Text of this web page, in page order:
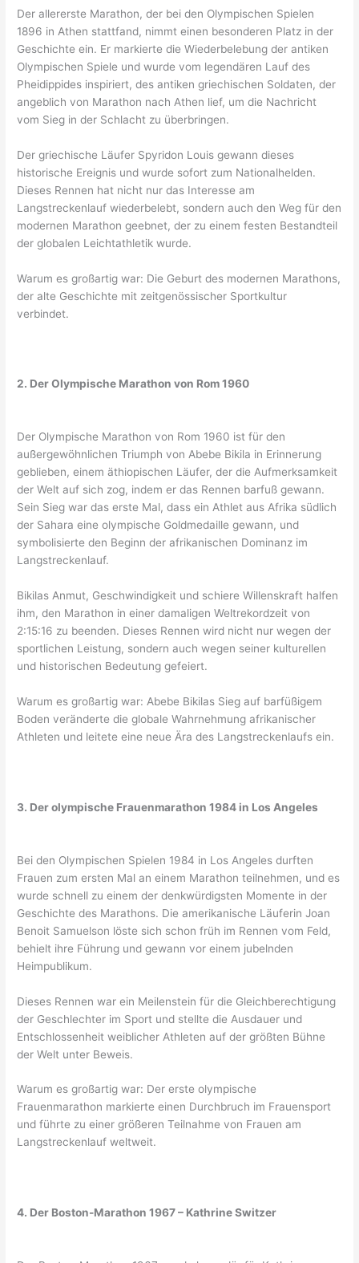
Der allererste Marathon, der bei den Olympischen Spielen
1896 in Athen stattfand, nimmt einen besonderen Platz in der
Geschichte ein. Er markierte die Wiederbelebung der antiken
Olympischen Spiele und wurde vom legendären Lauf des
Pheidippides inspiriert, des antiken griechischen Soldaten, der
angeblich von Marathon nach Athen lief, um die Nachricht
vom Sieg in der Schlacht zu überbringen.
Der griechische Läufer Spyridon Louis gewann dieses
historische Ereignis und wurde sofort zum Nationalhelden.
Dieses Rennen hat nicht nur das Interesse am
Langstreckenlauf wiederbelebt, sondern auch den Weg für den
modernen Marathon geebnet, der zu einem festen Bestandteil
der globalen Leichtathletik wurde.
Warum es großartig war: Die Geburt des modernen Marathons,
der alte Geschichte mit zeitgenössischer Sportkultur
verbindet.
2. Der Olympische Marathon von Rom 1960
Der Olympische Marathon von Rom 1960 ist für den
außergewöhnlichen Triumph von Abebe Bikila in Erinnerung
geblieben, einem äthiopischen Läufer, der die Aufmerksamkeit
der Welt auf sich zog, indem er das Rennen barfuß gewann.
Sein Sieg war das erste Mal, dass ein Athlet aus Afrika südlich
der Sahara eine olympische Goldmedaille gewann, und
symbolisierte den Beginn der afrikanischen Dominanz im
Langstreckenlauf.
Bikilas Anmut, Geschwindigkeit und schiere Willenskraft halfen
ihm, den Marathon in einer damaligen Weltrekordzeit von
2:15:16 zu beenden. Dieses Rennen wird nicht nur wegen der
sportlichen Leistung, sondern auch wegen seiner kulturellen
und historischen Bedeutung gefeiert.
Warum es großartig war: Abebe Bikilas Sieg auf barfüßigem
Boden veränderte die globale Wahrnehmung afrikanischer
Athleten und leitete eine neue Ära des Langstreckenlaufs ein.
3. Der olympische Frauenmarathon 1984 in Los Angeles
Bei den Olympischen Spielen 1984 in Los Angeles durften
Frauen zum ersten Mal an einem Marathon teilnehmen, und es
wurde schnell zu einem der denkwürdigsten Momente in der
Geschichte des Marathons. Die amerikanische Läuferin Joan
Benoit Samuelson löste sich schon früh im Rennen vom Feld,
behielt ihre Führung und gewann vor einem jubelnden
Heimpublikum.
Dieses Rennen war ein Meilenstein für die Gleichberechtigung
der Geschlechter im Sport und stellte die Ausdauer und
Entschlossenheit weiblicher Athleten auf der größten Bühne
der Welt unter Beweis.
Warum es großartig war: Der erste olympische
Frauenmarathon markierte einen Durchbruch im Frauensport
und führte zu einer größeren Teilnahme von Frauen am
Langstreckenlauf weltweit.
4. Der Boston-Marathon 1967 – Kathrine Switzer